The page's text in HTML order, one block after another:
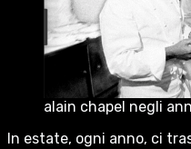
alain chapel negli
In estate, ogni anno, ci